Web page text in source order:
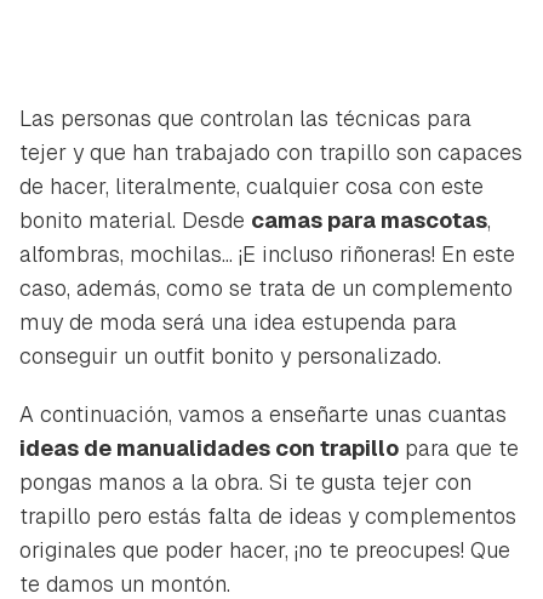
Las personas que controlan las técnicas para
tejer y que han trabajado con trapillo son capaces
de hacer, literalmente, cualquier cosa con este
bonito material. Desde camas para mascotas,
alfombras, mochilas... ¡E incluso riñoneras! En este
caso, además, como se trata de un complemento
muy de moda será una idea estupenda para
conseguir un outfit bonito y personalizado.
A continuación, vamos a enseñarte unas cuantas
ideas de manualidades con trapillo para que te
pongas manos a la obra. Si te gusta tejer con
trapillo pero estás falta de ideas y complementos
originales que poder hacer, ¡no te preocupes! Que
te damos un montón.